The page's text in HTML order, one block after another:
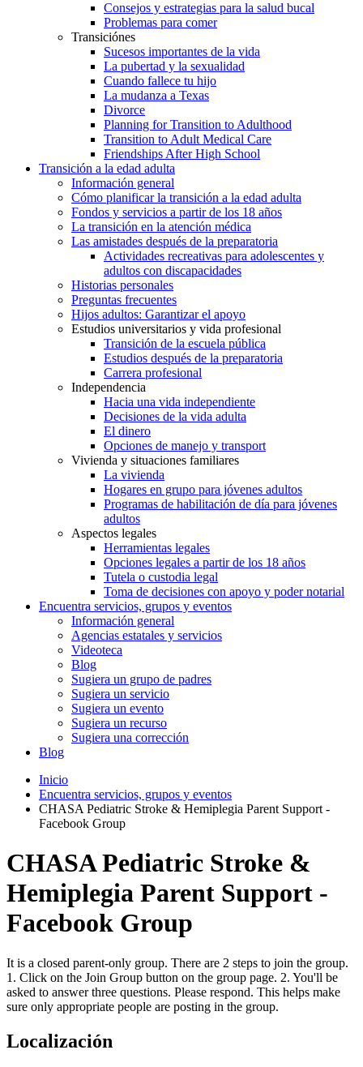
Consejos y estrategias para la salud bucal
Problemas para comer
Transiciónes
Sucesos importantes de la vida
La pubertad y la sexualidad
Cuando fallece tu hijo
La mudanza a Texas
Divorce
Planning for Transition to Adulthood
Transition to Adult Medical Care
Friendships After High School
Transición a la edad adulta
Información general
Cómo planificar la transición a la edad adulta
Fondos y servicios a partir de los 18 años
La transición en la atención médica
Las amistades después de la preparatoria
Actividades recreativas para adolescentes y
adultos con discapacidades
Historias personales
Preguntas frecuentes
Hijos adultos: Garantizar el apoyo
Estudios universitarios y vida profesional
Transición de la escuela pública
Estudios después de la preparatoria
Carrera profesional
Independencia
Hacia una vida independiente
Decisiones de la vida adulta
El dinero
Opciones de manejo y transport
Vivienda y situaciones familiares
La vivienda
Hogares en grupo para jóvenes adultos
Programas de habilitación de día para jóvenes
adultos
Aspectos legales
Herramientas legales
Opciones legales a partir de los 18 años
Tutela o custodia legal
Toma de decisiones con apoyo y poder notarial
Encuentra servicios, grupos y eventos
Información general
Agencias estatales y servicios
Videoteca
Blog
Sugiera un grupo de padres
Sugiera un servicio
Sugiera un evento
Sugiera un recurso
Sugiera una corrección
Blog
Inicio
Encuentra servicios, grupos y eventos
CHASA Pediatric Stroke & Hemiplegia Parent Support -
Facebook Group
CHASA Pediatric Stroke &
Hemiplegia Parent Support -
Facebook Group
It is a closed parent-only group. There are 2 steps to join the group.
1. Click on the Join Group button on the group page. 2. You'll be
asked to answer three questions. Please respond. This helps make
sure only appropriate people are posting in the group.
Localización